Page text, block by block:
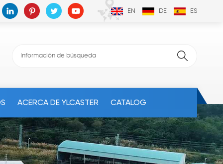
EN DE ES
ACERCA DE YLCASTER CATALOG